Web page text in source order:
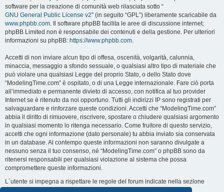
software per la creazione di comunità web rilasciata sotto “
GNU General Public License v2” (in seguito “GPL”) liberamente scaricabile da
www.phpbb.com. Il software phpBB facilita le aree di discussione internet;
phpBB Limited non è responsabile dei contenuti e della gestione. Per ulteriori
informazioni su phpBB: https://www.phpbb.com.
Accetti di non inviare alcun tipo di offesa, oscenità, volgarità, calunnia,
minaccia, messaggio a sfondo sessuale, o qualsiasi altro tipo di materiale che
può violare una qualsiasi Legge del proprio Stato, o dello Stato dove
“ModelingTime.com” è ospitato, o di una Legge internazionale. Fare ciò porta
all’immediato e permanente divieto di accesso, con notifica al tuo provider
Internet se è ritenuto da noi opportuno. Tutti gli indirizzi IP sono registrati per
salvaguardare e rinforzare queste condizioni. Accetti che “ModelingTime.com”
abbia il diritto di rimuovere, riscrivere, spostare o chiudere qualsiasi argomento
in qualsiasi momento lo ritenga necessario. Come fruitore di questo servizio,
accetti che ogni informazione (dato personale) tu abbia inviato sia conservata
in un database. Al contempo queste informazioni non saranno divulgate a
nessuno senza il tuo consenso, né “ModelingTime.com” o phpBB sono da
ritenersi responsabili per qualsiasi violazione al sistema che possa
compromettere queste informazioni.
L´utente si impegna a rispettare le regole del forum indicate nella sezione